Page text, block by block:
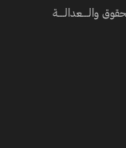
والــــعدالــــة